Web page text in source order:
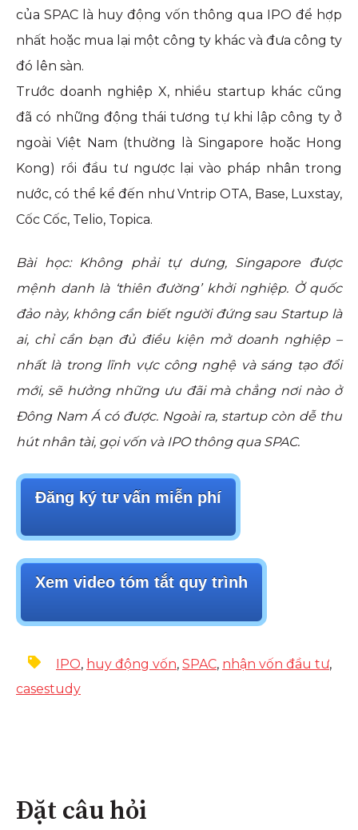
của SPAC là huy động vốn thông qua IPO để hợp
nhất hoặc mua lại một công ty khác và đưa công ty
đó lên sàn.
Trước doanh nghiệp X, nhiều startup khác cũng
đã có những động thái tương tự khi lập công ty ở
ngoài Việt Nam (thường là Singapore hoặc Hong
Kong) rồi đầu tư ngược lại vào pháp nhân trong
nước, có thể kể đến như Vntrip OTA, Base, Luxstay,
Cốc Cốc, Telio, Topica.
Bài học: Không phải tự dưng, Singapore được
mệnh danh là ‘thiên đường’ khởi nghiệp. Ở quốc
đảo này, không cần biết người đứng sau Startup là
ai, chỉ cần bạn đủ điều kiện mở doanh nghiệp –
nhất là trong lĩnh vực công nghệ và sáng tạo đổi
mới, sẽ hưởng những ưu đãi mà chẳng nơi nào ở
Đông Nam Á có được. Ngoài ra, startup còn dễ thu
hút nhân tài, gọi vốn và IPO thông qua SPAC.
Đăng ký tư vấn miễn phí
Xem video tóm tắt quy trình
IPO, huy động vốn, SPAC, nhận vốn đầu tư,
casestudy
Đặt câu hỏi